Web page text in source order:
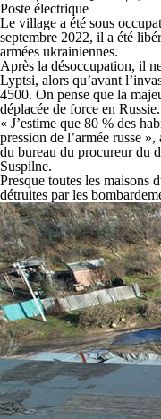
Poste électrique
Le village a été sous
septembre 2022, il a été
armées ukrainiennes.
Après la désoccupation, il
Lyptsi, alors qu’avant
4500. On pense que la
déplacée de force en Russie.
« J’estime que 80 % des
pression de l’armée russe
du bureau du procureur du
Suspilne.
Presque toutes les maisons
détruites par les